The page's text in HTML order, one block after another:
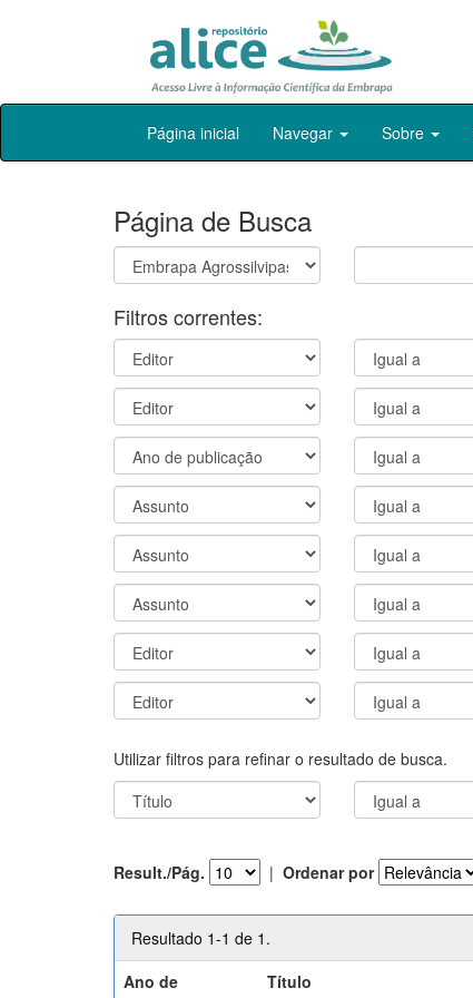
Skip
Página inicial Navegar Sobre
Página de Busca
Filtros correntes:
Utilizar filtros para refinar o resultado de busca.
Result./Pág. | Ordenar por
Resultado 1-1 de 1.
Ano de
Título